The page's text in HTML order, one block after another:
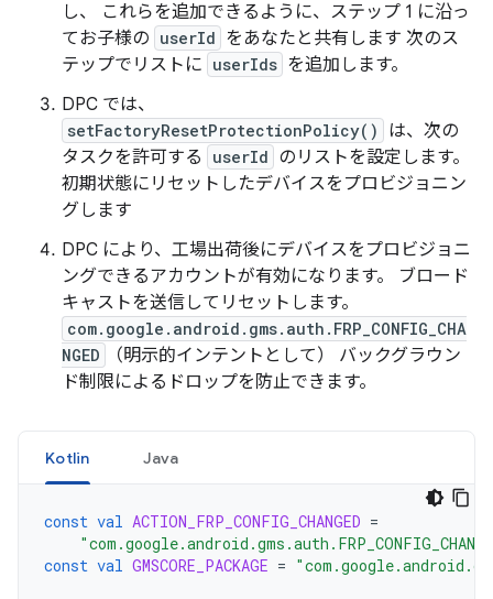
し、 これらを追加できるように、ステップ 1 に沿っ
てお子様の userId をあなたと共有します 次のス
テップでリストに userIds を追加します。
DPC では、
setFactoryResetProtectionPolicy()
は、次の
タスクを許可する
userId のリストを設定します。
初期状態にリセットしたデバイスをプロビジョニン
グします
DPC により、工場出荷後にデバイスをプロビジョニ
ングできるアカウントが有効になります。 ブロード
キャストを送信してリセットします。
com.google.android.gms.auth.FRP_CONFIG_CHA
NGED
（明示的インテントとして） バックグラウン
ド制限によるドロップを防止できます。
Kotlin Java
const val ACTION_FRP_CONFIG_CHANGED =
const val GMSCORE_PACKAGE =